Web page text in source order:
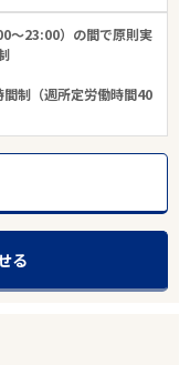
～23:00）の間で原則実
制（週所定労働時間40
る